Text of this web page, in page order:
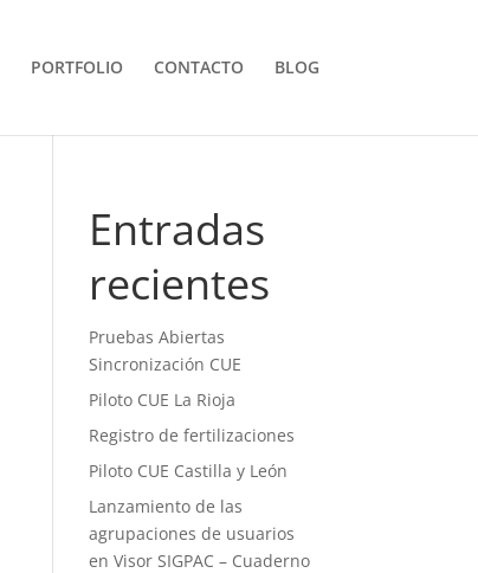
PORTFOLIO CONTACTO BLOG
Entradas
recientes
Pruebas Abiertas
Sincronización CUE
Piloto CUE La Rioja
Registro de fertilizaciones
Piloto CUE Castilla y León
Lanzamiento de las
agrupaciones de usuarios
en Visor SIGPAC – Cuaderno